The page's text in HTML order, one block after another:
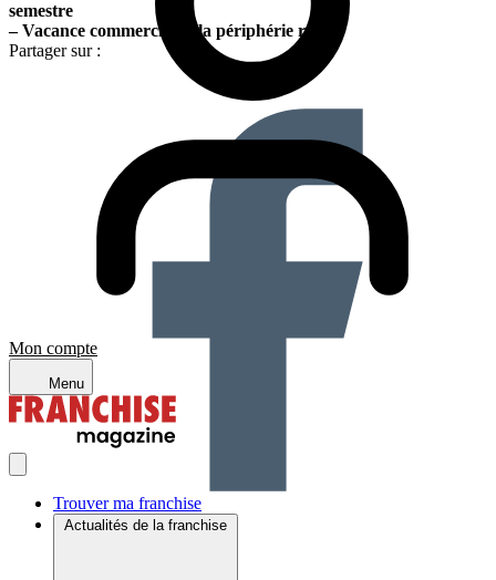
Mon compte
Menu
Trouver ma franchise
Actualités de la franchise
semestre
– Vacance commerciale : la périphérie résiste
Partager sur :